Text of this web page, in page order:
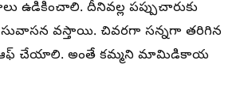
ఉడికించాలి. దీనివల్ల పప్పుచారుకు
సువాసన వస్తాయి. చివరగా సన్నగా తరిగిన
ఆఫ్ చేయాలి. అంతే కమ్మని మామిడికాయ